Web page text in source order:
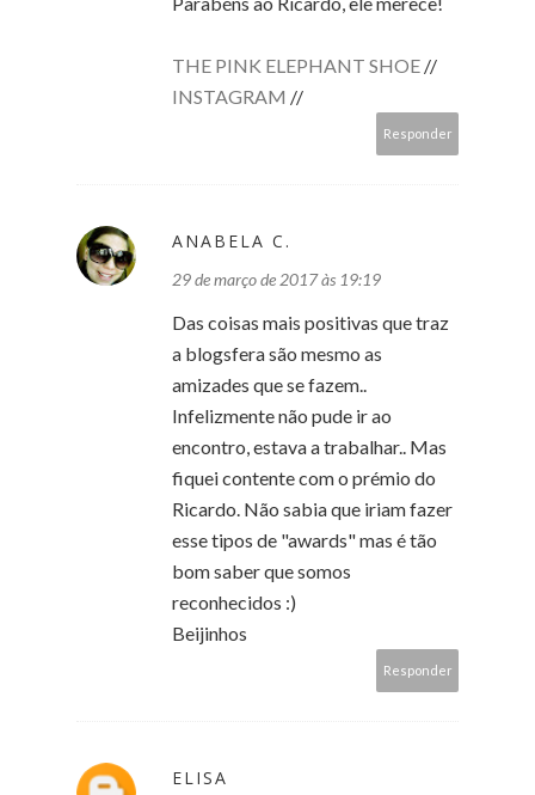
THE PINK ELEPHANT SHOE //
INSTAGRAM //
Responder
ANABELA C.
29 de março de 2017 às 19:19
Das coisas mais positivas que traz
a blogsfera são mesmo as
amizades que se fazem..
Infelizmente não pude ir ao
encontro, estava a trabalhar.. Mas
fiquei contente com o prémio do
Ricardo. Não sabia que iriam fazer
esse tipos de "awards" mas é tão
bom saber que somos
reconhecidos :)
Beijinhos
Responder
ELISA